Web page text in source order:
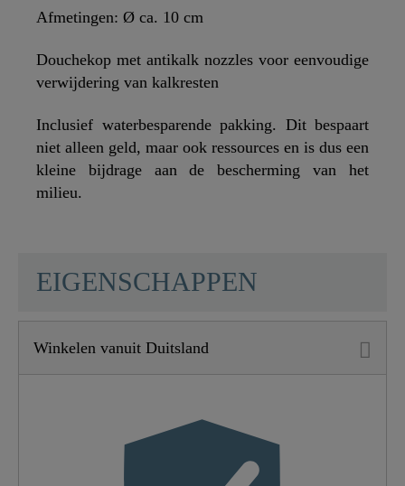
Afmetingen: Ø ca. 10 cm
Douchekop met antikalk nozzles voor eenvoudige
verwijdering van kalkresten
Inclusief waterbesparende pakking. Dit bespaart
niet alleen geld, maar ook ressources en is dus een
kleine bijdrage aan de bescherming van het
milieu.
Materiaal
ABS (buiten) / POM
EIGENSCHAPPEN
Winkelen vanuit Duitsland